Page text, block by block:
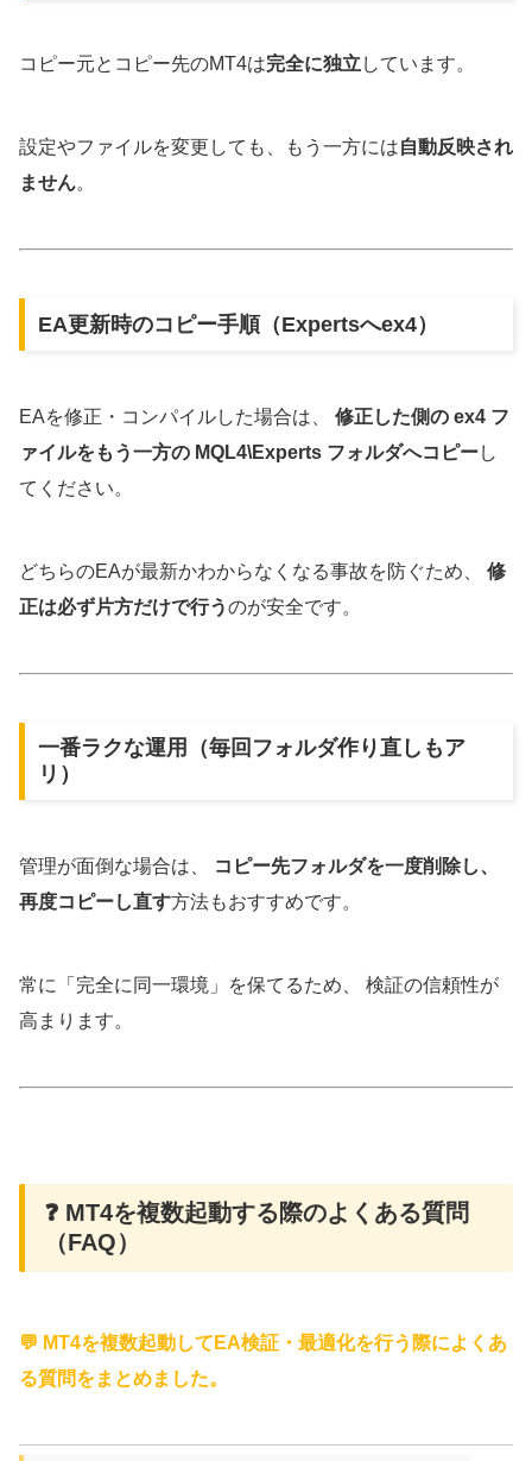
コピー元とコピー先のMT4は完全に独立しています。
設定やファイルを変更しても、もう一方には自動反映され
ません。
EA更新時のコピー手順（Expertsへex4）
EAを修正・コンパイルした場合は、 修正した側の ex4 フ
ァイルをもう一方の MQL4\Experts フォルダへコピーし
てください。
どちらのEAが最新かわからなくなる事故を防ぐため、 修
正は必ず片方だけで行うのが安全です。
一番ラクな運用（毎回フォルダ作り直しもア
リ）
管理が面倒な場合は、
コピー先フォルダを一度削除し、
再度コピーし直す方法もおすすめです。
常に「完全に同一環境」を保てるため、 検証の信頼性が
高まります。
❓ MT4を複数起動する際のよくある質問
（FAQ）
💬 MT4を複数起動してEA検証・最適化を行う際によくあ
る質問をまとめました。